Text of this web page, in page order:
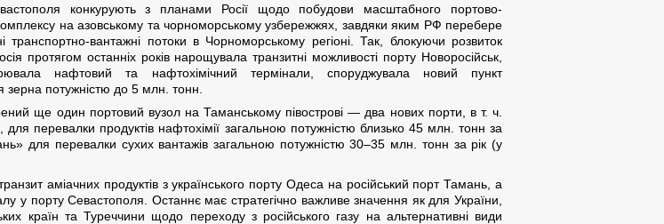
конкурують з планами Росії щодо побудови масштабного портово-
на азовському та чорноморському узбережжях, завдяки яким РФ перебере
транспортно-вантажні потоки в Чорноморському регіоні. Так, блокуючи розвиток
протягом останніх років нарощувала транзитні можливості порту Новоросійськ,
нафтовий та нафтохімічний термінали, споруджувала новий пункт
зерна потужністю до 5 млн. тонн.
ще один портовий вузол на Таманському півострові — два нових порти, в т. ч.
перевалки продуктів нафтохімії загальною потужністю близько 45 млн. тонн за
для перевалки сухих вантажів загальною потужністю 30–35 млн. тонн за рік (у
аміачних продуктів з українського порту Одеса на російський порт Тамань, а
у порту Севастополя. Останнє має стратегічно важливе значення як для України,
країн та Туреччини щодо переходу з російського газу на альтернативні види